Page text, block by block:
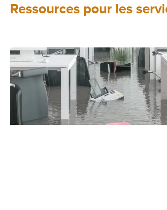
Ressources pour les